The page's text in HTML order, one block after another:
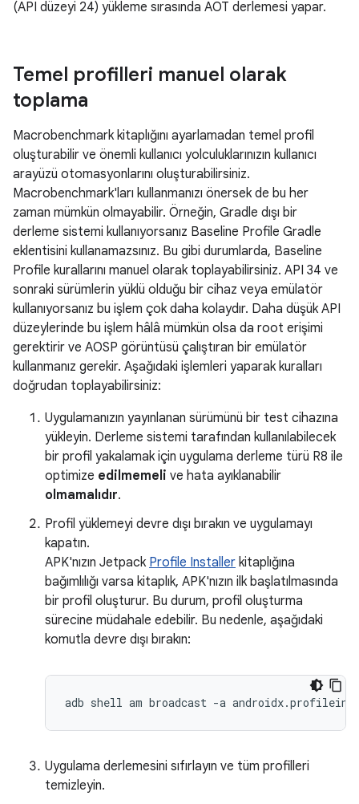
(API düzeyi 24) yükleme sırasında AOT derlemesi yapar.
Temel profilleri manuel olarak
toplama
Macrobenchmark kitaplığını ayarlamadan temel profil
oluşturabilir ve önemli kullanıcı yolculuklarınızın kullanıcı
arayüzü otomasyonlarını oluşturabilirsiniz.
Macrobenchmark'ları kullanmanızı önersek de bu her
zaman mümkün olmayabilir. Örneğin, Gradle dışı bir
derleme sistemi kullanıyorsanız Baseline Profile Gradle
eklentisini kullanamazsınız. Bu gibi durumlarda, Baseline
Profile kurallarını manuel olarak toplayabilirsiniz. API 34 ve
sonraki sürümlerin yüklü olduğu bir cihaz veya emülatör
kullanıyorsanız bu işlem çok daha kolaydır. Daha düşük API
düzeylerinde bu işlem hâlâ mümkün olsa da root erişimi
gerektirir ve AOSP görüntüsü çalıştıran bir emülatör
kullanmanız gerekir. Aşağıdaki işlemleri yaparak kuralları
doğrudan toplayabilirsiniz:
Uygulamanızın yayınlanan sürümünü bir test cihazına
yükleyin. Derleme sistemi tarafından kullanılabilecek
bir profil yakalamak için uygulama derleme türü R8 ile
optimize edilmemeli ve hata ayıklanabilir
olmamalıdır.
Profil yüklemeyi devre dışı bırakın ve uygulamayı
kapatın.
APK'nızın Jetpack Profile Installer kitaplığına
bağımlılığı varsa kitaplık, APK'nızın ilk başlatılmasında
bir profil oluşturur. Bu durum, profil oluşturma
sürecine müdahale edebilir. Bu nedenle, aşağıdaki
komutla devre dışı bırakın:
adb shell am broadcast -a
Uygulama derlemesini sıfırlayın ve tüm profilleri
temizleyin.